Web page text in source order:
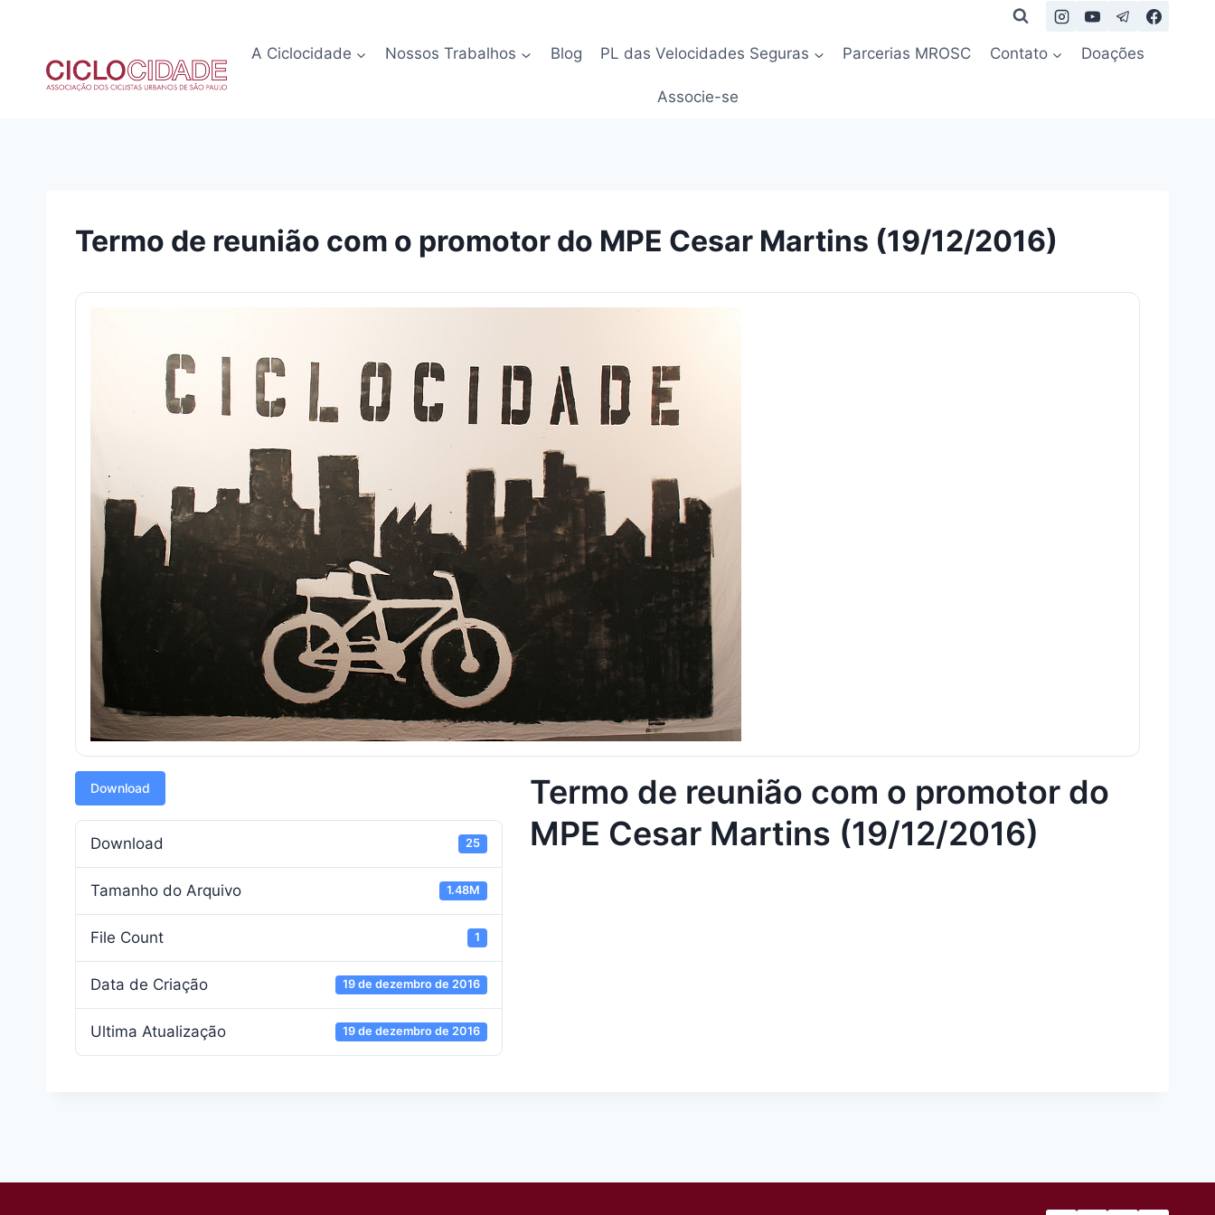
Conteúdo
A Ciclocidade Nossos Trabalhos Blog PL das Velocidades Seguras Parcerias MROSC Contato Doações
Associe-se
Termo de reunião com o promotor do MPE Cesar Martins (19/12/2016)
Download
Download 25
Tamanho do Arquivo 1.48M
File Count 1
Data de Criação 19 de dezembro de 2016
Ultima Atualização 19 de dezembro de 2016
Termo de reunião com o promotor do
MPE Cesar Martins (19/12/2016)